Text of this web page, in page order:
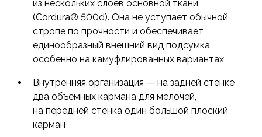
из нескольких слоев основной ткани
(Cordura® 500d). Она не уступает обычной
стропе по прочности и обеспечивает
единообразный внешний вид подсумка,
особенно на камуфлированных вариантах
Внутренняя организация — на задней стенке
два объемных кармана для мелочей,
на передней стенка один большой плоский
карман